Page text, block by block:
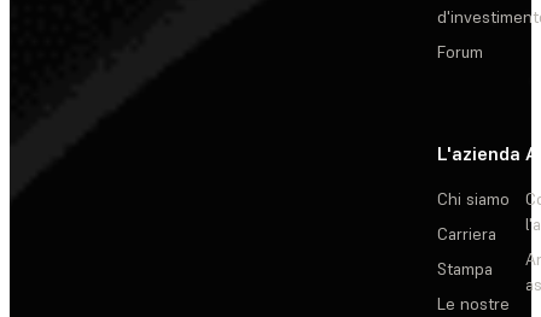
Forum
L'azienda
Chi siamo
Carriera
Stampa
Le nostre